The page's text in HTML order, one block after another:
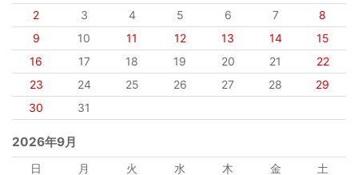
2
3 4 5 6 7
8
9
10 11 12 13 14
15
16
17 18 19 20 21
22
23
24 25 26 27 28
29
30
31
2026年9月
日 月 火 水 木 金
土